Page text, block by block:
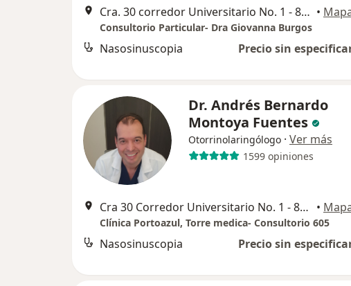
Cra. 30 corredor Universitario No. 1 - 850, Barranquilla •
Consultorio Particular- Dra Giovanna Burgos
Nasosinuscopia Precio sin
Dr. Andrés Bernardo
Montoya Fuentes
Otorrinolaringólogo · Ver más
1599 opiniones
Cra 30 Corredor Universitario No. 1 - 850, Puerto Colombia, Atlántico, Puerto Colombia •
Clínica Portoazul, Torre medica- Consultorio 605
Nasosinuscopia Precio sin